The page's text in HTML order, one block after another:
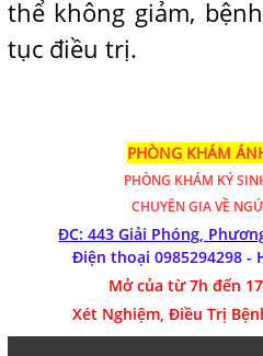
thể không giảm,
tục điều trị.
PHÒNG KHÁM
PHÒNG KHÁM KÝ
CHUYÊN GIA VỀ
ĐC: 443 Giải Phóng,
Điện thoại 0985294298
Mở của từ 7h đến
Xét Nghiệm, Điều Trị